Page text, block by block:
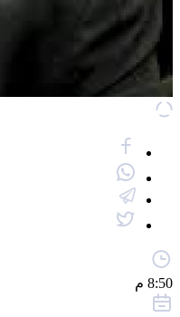
8:50 م